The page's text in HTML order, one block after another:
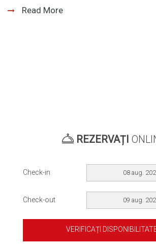
Read More
REZERVAȚI
Check-in 08 aug.
Check-out 09 aug.
VERIFICAȚI